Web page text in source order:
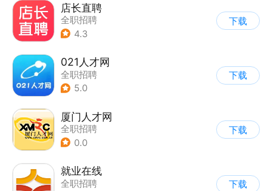
店长直聘
全职招聘
4.3
下载
021人才网
全职招聘
5.0
下载
厦门人才网
全职招聘
0.0
下载
就业在线
全职招聘
下载